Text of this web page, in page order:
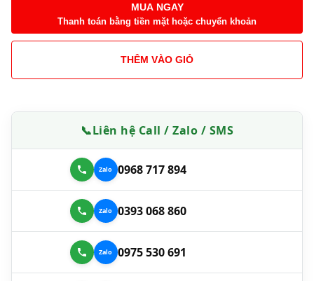
MUA NGAY
Thanh toán bằng tiền mặt hoặc chuyển khoản
THÊM VÀO GIỎ
📞Liên hệ Call / Zalo / SMS
0968 717 894
0393 068 860
0975 530 691